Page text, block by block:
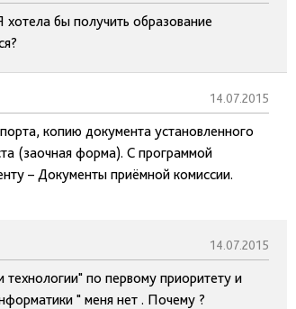
хотела бы получить образование
14.07.2015
копию документа установленного
(заочная форма). С программой
– Документы приёмной комиссии.
14.07.2015
по первому приоритету и
" меня нет . Почему ?